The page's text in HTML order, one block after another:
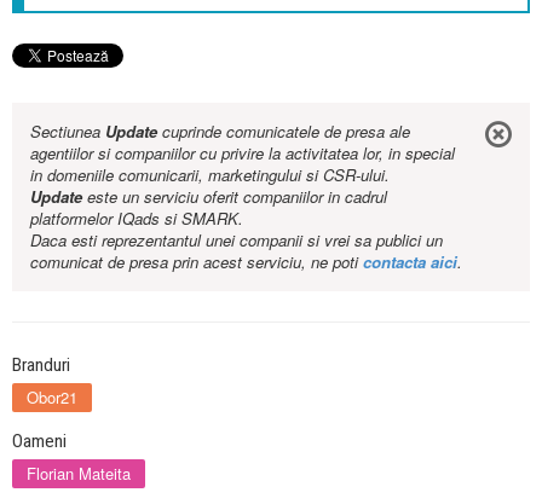
Sectiunea Updatecuprinde comunicatele de presa ale
agentiilor si companiilor cu privire la activitatea lor, in special
in domeniile comunicarii, marketingului si CSR-ului.
Updateeste un serviciu oferit companiilor in cadrul
platformelor IQads si SMARK.
Daca esti reprezentantul unei companii si vrei sa publici un
comunicat de presa prin acest serviciu, ne poticontacta aici.
Branduri
Obor21
Oameni
Florian Mateita